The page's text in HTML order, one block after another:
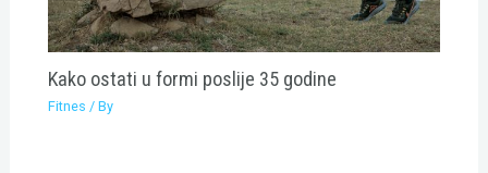
Kako ostati u formi poslije 35 godine
Fitnes / By